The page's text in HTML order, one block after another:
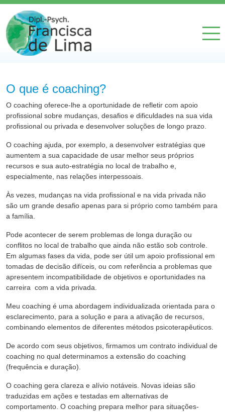
O que é coaching?
O coaching oferece-lhe a oportunidade de refletir com apoio
profissional sobre mudanças, desafios e dificuldades na sua vida
profissional ou privada e desenvolver soluções de longo prazo.
O coaching ajuda, por exemplo, a desenvolver estratégias que
aumentem a sua capacidade de usar melhor seus próprios
recursos e sua auto-estratégia no local de trabalho e,
especialmente, nas relações interpessoais.
Às vezes, mudanças na vida profissional e na vida privada não
são um grande desafio apenas para si próprio como também para
a família.
Pode acontecer de serem problemas de longa duração ou
conflitos no local de trabalho que ainda não estão sob controle.
Em algumas fases da vida, pode ser útil um apoio profissional em
tomadas de decisão difíceis, ou com referência a problemas que
apresentem incompatibilidade de objetivos e oportunidades na
carreira com a vida privada.
Meu coaching é uma abordagem individualizada orientada para o
esclarecimento, para a solução e para a ativação de recursos,
combinando elementos de diferentes métodos psicoterapêuticos.
De acordo com seus objetivos, firmamos um contrato individual de
coaching no qual determinamos a extensão do coaching
(frequência e duração).
O coaching gera clareza e alívio notáveis. Novas ideias são
traduzidas em ações e testadas em alternativas de
comportamento. O coaching prepara melhor para situações-